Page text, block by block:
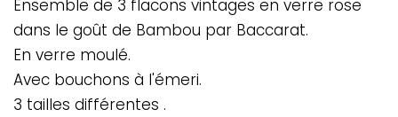
Ensemble de 3 flacons vintages en verre rose
dans le goût de Bambou par Baccarat.
En verre moulé.
Avec bouchons à l'émeri.
3 tailles différentes .